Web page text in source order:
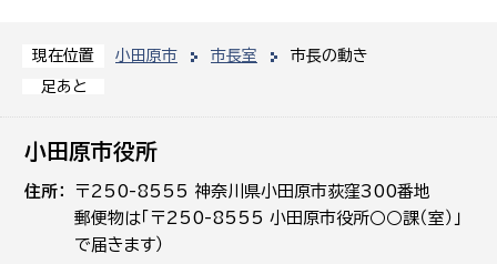
現在位置 小田原市 市長室
市長の動き
足あと
小田原市役所
住所
〒250-8555 神奈川県小田原市荻窪300番地
郵便物は「〒250-8555 小田原市役所○○課（室）」
で届きます）